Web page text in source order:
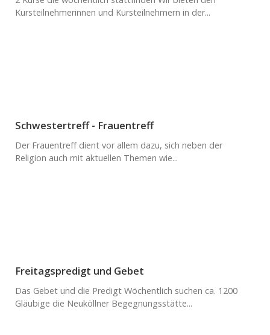
Kursteilnehmerinnen und Kursteilnehmern in der...
Schwestertreff - Frauentreff
Der Frauentreff dient vor allem dazu, sich neben der
Religion auch mit aktuellen Themen wie...
Freitagspredigt und Gebet
Das Gebet und die Predigt Wöchentlich suchen ca. 1200
Gläubige die Neuköllner Begegnungsstätte...